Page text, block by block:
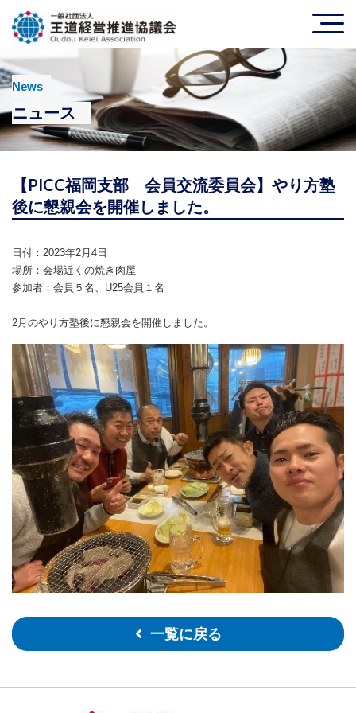
News
ニュース
【PICC福岡支部 会員交流委員会】やり方塾
後に懇親会を開催しました。
日付：​2023年2月4日
場所：​会場近くの焼き肉屋
参加者：​会員５名、U25会員１名
2月の​やり方塾後に懇親会を開催しました。
一覧に戻る